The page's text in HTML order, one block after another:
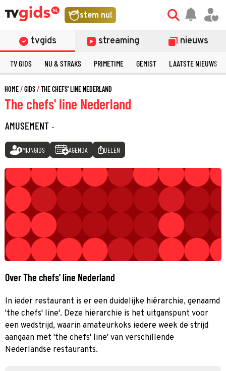
stem nu!
tvgids streaming nieuws
TV GIDS NU & STRAKS PRIMETIME GEMIST LAATSTE NIEUWS
HOME GIDS THE CHEFS' LINE NEDERLAND
The chefs' line Nederland
AMUSEMENT ·
MIJNGIDS AGENDA DELEN
Over The chefs' line Nederland
In ieder restaurant is er een duidelijke hiërarchie, genaamd
'the chefs' line'. Deze hiërarchie is het uitganspunt voor
een wedstrijd, waarin amateurkoks iedere week de strijd
aangaan met 'the chefs' line' van verschillende
Nederlandse restaurants.